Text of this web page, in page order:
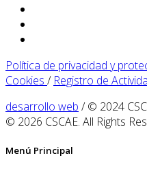
Política de privacidad y
Cookies / Registro de
desarrollo web / © 2024
© 2026 CSCAE. All Rights
Menú Principal